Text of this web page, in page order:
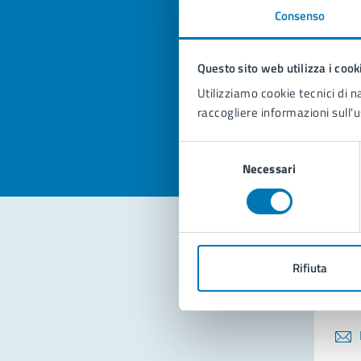
Consenso
Questo sito web utilizza i
Utilizziamo cookie tecnici di
raccogliere informazioni
Necessari
Rifiuta
Valuta